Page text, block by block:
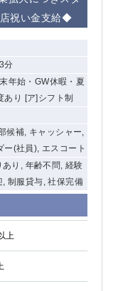
祝い金支給◆
分
年始・GW休暇・夏
り [ア]シフト制
候補, キャッシャー,
(社員), エスコート
り, 年齢不問, 経験
制服貸与, 社保完備
上
東口）
羽駅」から徒歩2分 ②東
宿 ③新宿三丁目 ④西
宿
宿
袋